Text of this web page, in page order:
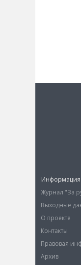
Информация
Журнал "За
Выходные
О проекте
Контакты
Правовая
Архив